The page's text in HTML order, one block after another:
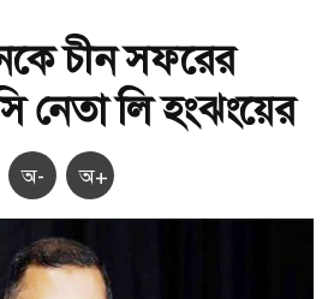
চীন সফরের
নেতা লি হংঝংয়ের
অ- অ+